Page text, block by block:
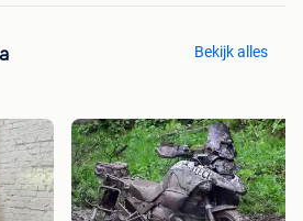
Dubbele garantiezekerheid (Fabriek
Bekijk alles